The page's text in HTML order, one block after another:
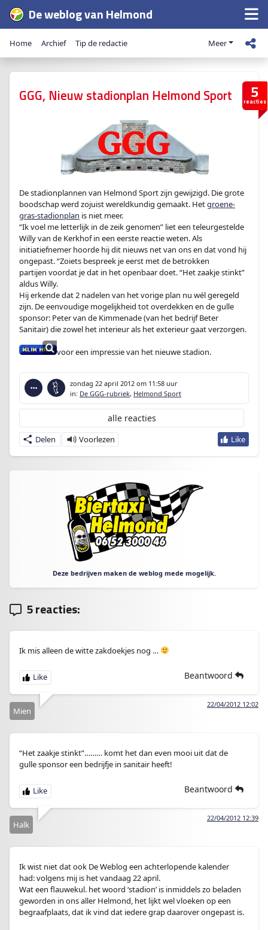
De weblog van Helmond
Home Archief Tip de redactie Meer
5
reacties
GGG, Nieuw stadionplan Helmond Sport
De stadionplannen van Helmond Sport zijn gewijzigd. Die grote
boodschap werd zojuist wereldkundig gemaakt. Hetgroene-
gras-stadionplan is niet meer.
“Ik voel me letterlijk in de zeik genomen” liet een teleurgestelde
Willy van de Kerkhof in een eerste reactie weten. Als
initiatiefnemer hoorde hij dit nieuws net van ons en dat vond hij
ongepast. “Zoiets bespreek je eerst met de betrokken
partijen voordat je dat in het openbaar doet. “Het zaakje stinkt”
aldus Willy.
Hij erkende dat 2 nadelen van het vorige plan nu wél geregeld
zijn. De eenvoudige mogelijkheid tot overdekken en de gulle
sponsor: Peter van de Kimmenade (van het bedrijf Beter
Sanitair) die zowel het interieur als het exterieur gaat verzorgen.
voor een impressie van het nieuwe stadion.
zondag 22 april 2012 om 11:58 uur
in: De GGG-rubriek, Helmond Sport
Delen
alle reacties
Deze bedrijven maken de weblog mede mogelijk.
5 reacties:
Ik mis alleen de witte zakdoekjes nog …
Beantwoord
22/04/2012 12:02
Mien
“Het zaakje stinkt”……… komt het dan even mooi uit dat de
gulle sponsor een bedrijfje in sanitair heeft!
Beantwoord
22/04/2012 12:39
Halk
Ik wist niet dat ook De Weblog een achterlopende kalender
had: volgens mij is het vandaag 22 april.
Wat een flauwekul. het woord ‘stadion’ is inmiddels zo beladen
geworden in ons aller Helmond, het lijkt wel vloeken op een
begraafplaats, dat ik vind dat iedere grap daarover ongepast is.